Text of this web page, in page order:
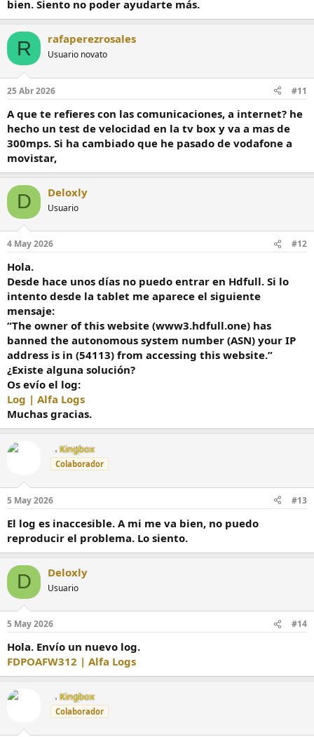
bien. Siento no poder ayudarte más.
R rafaperezrosales
Usuario novato
25 Abr 2026 #11
A que te refieres con las comunicaciones, a internet? he
hecho un test de velocidad en la tv box y va a mas de
300mps. Si ha cambiado que he pasado de vodafone a
movistar,
D Deloxly
Usuario
4 May 2026 #12
Hola.
Desde hace unos días no puedo entrar en Hdfull. Si lo
intento desde la tablet me aparece el siguiente
mensaje:
“The owner of this website (www3.hdfull.one) has
banned the autonomous system number (ASN) your IP
address is in (54113) from accessing this website.”
¿Existe alguna solución?
Os evío el log:
Log | Alfa Logs
Muchas gracias.
Kingbox
Colaborador
5 May 2026 #13
El log es inaccesible. A mi me va bien, no puedo
reproducir el problema. Lo siento.
D Deloxly
Usuario
5 May 2026 #14
Hola. Envío un nuevo log.
FDPOAFW312 | Alfa Logs
Kingbox
Colaborador